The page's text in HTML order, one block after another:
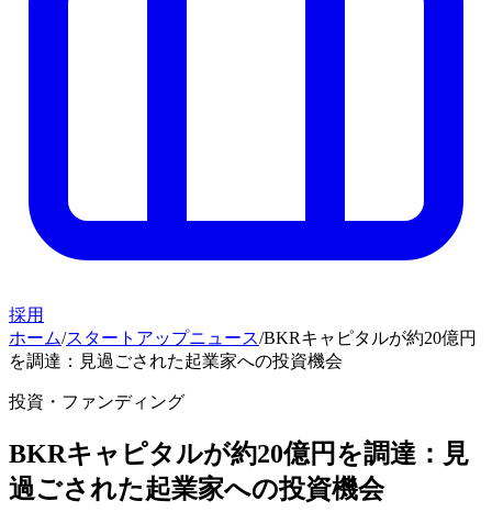
採用
ホーム/スタートアップニュース/BKRキャピタルが約20億円
を調達：見過ごされた起業家への投資機会
投資・ファンディング
BKRキャピタルが約20億円を調達：見
過ごされた起業家への投資機会